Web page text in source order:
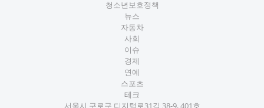
청소년보호정책
뉴스
자동차
사회
이슈
경제
연예
스포츠
테크
서울시 구로구 디지털로31길 38-9, 401호